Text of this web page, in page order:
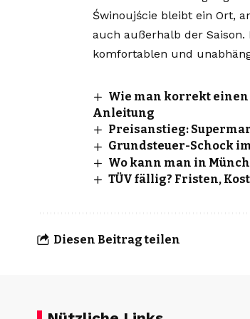
Świnoujście bleibt ein Ort,
auch außerhalb der
komfortablen und
Wie man korrekt
Anleitung
Preisanstieg:
Grundsteuer-Schock
Wo kann man in
TÜV fällig? Fristen,
Diesen Beitrag teilen